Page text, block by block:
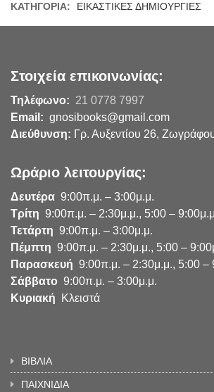
ΚΑΤΗΓΟΡΊΑ: ΕΙΚΑΣΤΙΚΕΣ ΔΗΜΙΟΥΡΓΙΕΣ
Στοιχεία επικοινωνίας:
Τηλέφωνο: 21 0778 7997
Email: gnosibooks@gmail.com
Διεύθυνση: Γρ. Αυξεντίου 26,
Ωράριο λειτουργίας:
Δευτέρα 9:00π.μ. – 3:00μ.μ.
Τρίτη 9:00π.μ. – 2:30μ.μ., 5:00 –
Τετάρτη 9:00π.μ. – 3:00μ.μ.
Πέμπτη 9:00π.μ. – 2:30μ.μ., 5:00 –
Παρασκευή 9:00π.μ. – 2:30μ.μ., 5:00 –
Σάββατο 9:00π.μ. – 3:00μ.μ.
Κυριακή Κλειστά
ΒΙΒΛΙΑ
ΠΑΙΧΝΙΔΙΑ